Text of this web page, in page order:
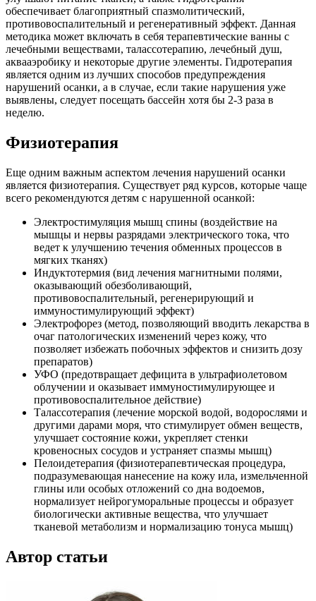
обеспечивает благоприятный спазмолитический,
противовоспалительный и регенеративный эффект. Данная
методика может включать в себя терапевтические ванны с
лечебными веществами, талассотерапию, лечебный душ,
аквааэробику и некоторые другие элементы. Гидротерапия
является одним из лучших способов предупреждения
нарушений осанки, а в случае, если такие нарушения уже
выявлены, следует посещать бассейн хотя бы 2-3 раза в
неделю.
Физиотерапия
Еще одним важным аспектом лечения нарушений осанки
является физиотерапия. Существует ряд курсов, которые чаще
всего рекомендуются детям с нарушенной осанкой:
Электростимуляция мышц спины (воздействие на
мышцы и нервы разрядами электрического тока, что
ведет к улучшению течения обменных процессов в
мягких тканях)
Индуктотермия (вид лечения магнитными полями,
оказывающий обезболивающий,
противовоспалительный, регенерирующий и
иммуностимулирующий эффект)
Электрофорез (метод, позволяющий вводить лекарства в
очаг патологических изменений через кожу, что
позволяет избежать побочных эффектов и снизить дозу
препаратов)
УФО (предотвращает дефицита в ультрафиолетовом
облучении и оказывает иммуностимулирующее и
противовоспалительное действие)
Талассотерапия (лечение морской водой, водорослями и
другими дарами моря, что стимулирует обмен веществ,
улучшает состояние кожи, укрепляет стенки
кровеносных сосудов и устраняет спазмы мышц)
Пелоидетерапия (физиотерапевтическая процедура,
подразумевающая нанесение на кожу ила, измельченной
глины или особых отложений со дна водоемов,
нормализует нейрогуморальные процессы и образует
биологически активные вещества, что улучшает
тканевой метаболизм и нормализацию тонуса мышц)
Автор статьи